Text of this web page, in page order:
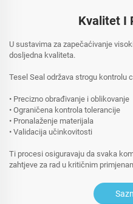
Kvalitet I
U sustavima za zapečaćivanje
dosljedna kvaliteta.
Tesel Seal održava strogu kontrolu
• Precizno obrađivanje i oblikovanje
• Ograničena kontrola tolerancije
• Pronalaženje materijala
• Validacija učinkovitosti
Ti procesi osiguravaju da svaka
zahtjeve za rad u kritičnim